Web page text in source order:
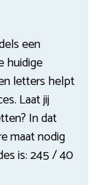
een
huidige
letters helpt
Laat jij
In dat
maat nodig
is: 245 / 40